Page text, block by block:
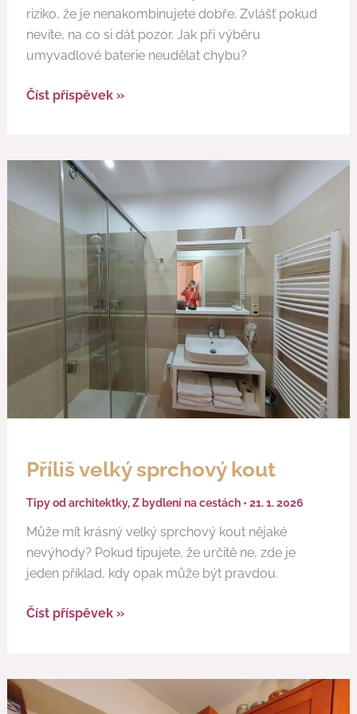
riziko, že je nenakombinujete dobře. Zvlášť pokud
nevíte, na co si dát pozor. Jak při výběru
umyvadlové baterie neudělat chybu?
Číst příspěvek »
Příliš velký sprchový kout
Tipy od architektky,Z bydlení na cestách• 21. 1. 2026
Může mít krásný velký sprchový kout nějaké
nevýhody? Pokud tipujete, že určitě ne, zde je
jeden příklad, kdy opak může být pravdou.
sprchový
Číst příspěvek »
Rozšíření
kuchyně